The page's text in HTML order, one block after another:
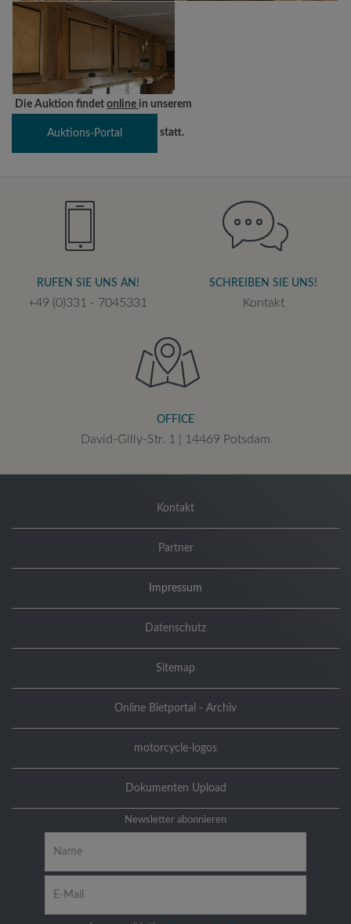
Die Auktion findet online in unserem
Auktions-Portal statt.
RUFEN SIE UNS AN!
+49 (0)331 - 7045331
SCHREIBEN SIE UNS!
Kontakt
OFFICE
David-Gilly-Str. 1 | 14469 Potsdam
Kontakt
Partner
Impressum
Datenschutz
Sitemap
Online Bietportal - Archiv
motorcycle-logos
Dokumenten Upload
Newsletter abonnieren